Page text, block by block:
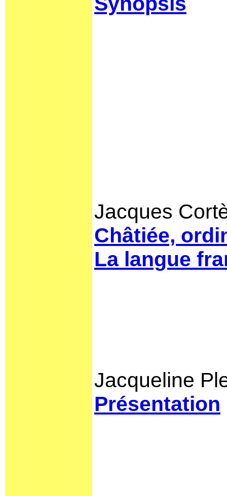
Jacques
Châtiée,
La langue
Jacqueline
Présentation